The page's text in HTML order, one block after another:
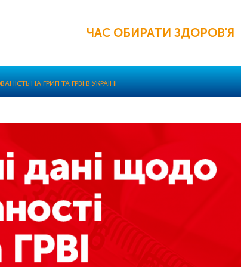
ЧАС ОБИРАТИ ЗДОРОВ'Я
НА ГРИП ТА ГРВІ В УКРАЇНІ